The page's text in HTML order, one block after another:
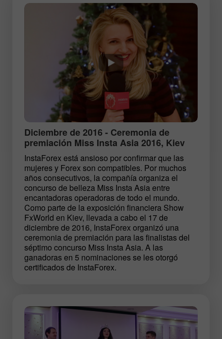
Diciembre de 2016 - Ceremonia de
premiación Miss Insta Asia 2016, Kiev
InstaForex está ansioso por confirmar que las
mujeres y Forex son compatibles. Por muchos
años consecutivos, la compañía organiza el
concurso de belleza Miss Insta Asia entre
encantadoras operadoras de todo el mundo.
Como parte de la exposición financiera Show
FxWorld en Kiev, llevada a cabo el 17 de
diciembre de 2016, InstaForex organizó una
ceremonia de premiación para las finalistas del
séptimo concurso Miss Insta Asia. A las
ganadoras en 5 nominaciones se les otorgó
certificados de InstaForex.